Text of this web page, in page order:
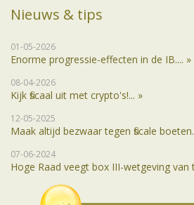
Nieuws & tips
01-05-2026
Enorme progressie-effecten in de IB.... »
08-04-2026
Kijk fiscaal uit met crypto's!... »
12-05-2025
Maak altijd bezwaar tegen fiscale
07-06-2024
Hoge Raad veegt box III-wetgeving van